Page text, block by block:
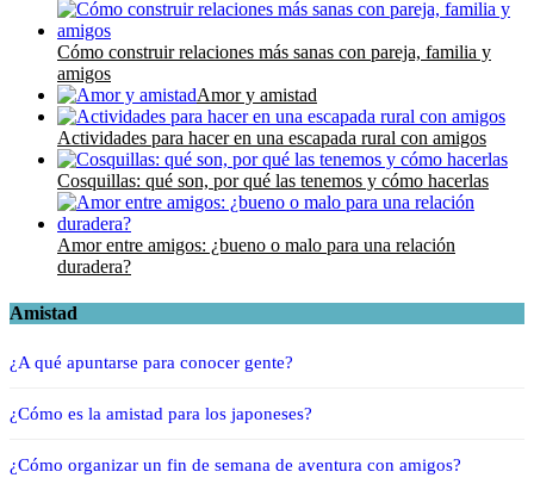
Cómo construir relaciones más sanas con pareja, familia y
amigos
Amor y amistad
Actividades para hacer en una escapada rural con amigos
Cosquillas: qué son, por qué las tenemos y cómo hacerlas
Amor entre amigos: ¿bueno o malo para una relación
duradera?
Amistad
¿A qué apuntarse para conocer gente?
¿Cómo es la amistad para los japoneses?
¿Cómo organizar un fin de semana de aventura con amigos?